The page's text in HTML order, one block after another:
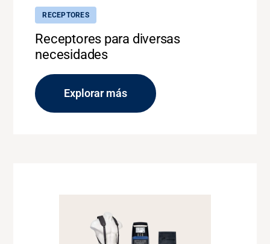
RECEPTORES
Receptores para diversas
necesidades
Explorar más